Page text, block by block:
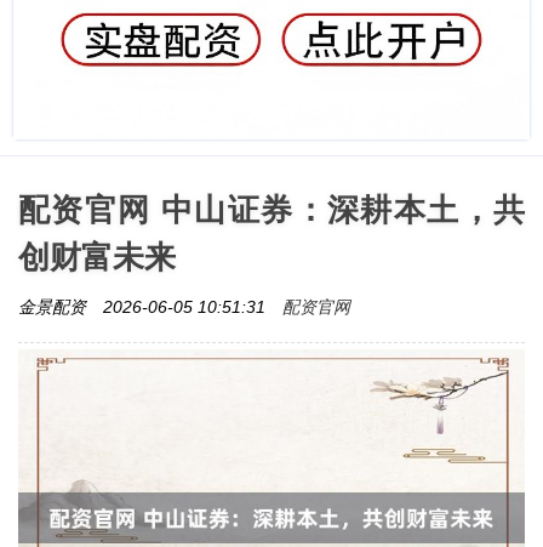
配资官网 中山证券：深耕本土，共
创财富未来
金景配资 2026-06-05 10:51:31 配资官网